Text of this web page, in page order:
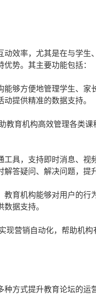
效率，尤其是在与学
势。其主要功能包括：
能够方便地管理学生、
提供精准的数据支持。
教育机构高效管理各类
工具，支持即时消息、
答疑问、解决问题，提
教育机构能够对用户的
据支持。
现营销自动化，帮助机
方式提升教育论坛的运